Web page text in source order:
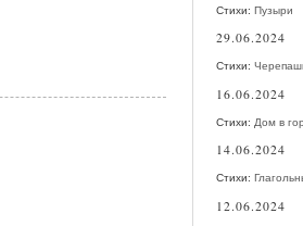
Стихи: Пузыри
29.06.2024
Стихи:
16.06.2024
Стихи: Дом в
14.06.2024
Стихи:
12.06.2024